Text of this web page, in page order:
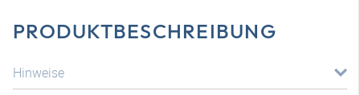
PRODUKTBESCHREIBUNG
Hinweise